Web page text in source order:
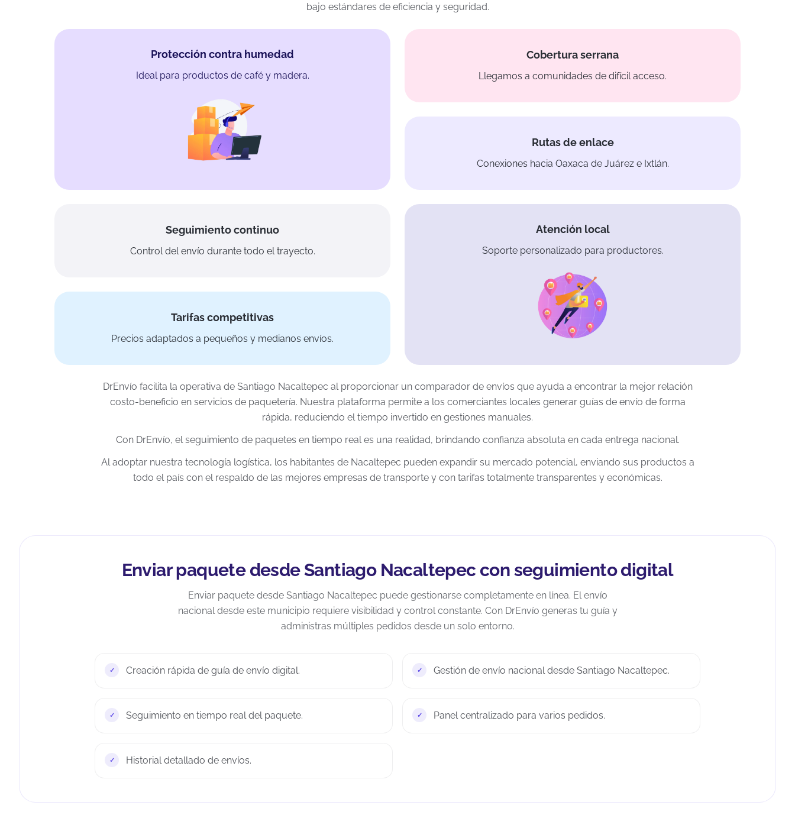
bajo estándares de eficiencia y seguridad.
Protección contra humedad
Ideal para productos de café y madera.
Cobertura serrana
Llegamos a comunidades de difícil acceso.
Rutas de enlace
Conexiones hacia Oaxaca de Juárez e Ixtlán.
Seguimiento continuo
Control del envío durante todo el trayecto.
Atención local
Soporte personalizado para productores.
Tarifas competitivas
Precios adaptados a pequeños y medianos envíos.
DrEnvío facilita la operativa de Santiago Nacaltepec al proporcionar un comparador de envíos que ayuda a encontrar la mejor relación
costo-beneficio en servicios de paquetería. Nuestra plataforma permite a los comerciantes locales generar guías de envío de forma
rápida, reduciendo el tiempo invertido en gestiones manuales.
Con DrEnvío, el seguimiento de paquetes en tiempo real es una realidad, brindando confianza absoluta en cada entrega nacional.
Al adoptar nuestra tecnología logística, los habitantes de Nacaltepec pueden expandir su mercado potencial, enviando sus productos a
todo el país con el respaldo de las mejores empresas de transporte y con tarifas totalmente transparentes y económicas.
Enviar paquete desde Santiago Nacaltepec con seguimiento digital
Enviar paquete desde Santiago Nacaltepec puede gestionarse completamente en línea. El envío
nacional desde este municipio requiere visibilidad y control constante. Con DrEnvío generas tu guía y
administras múltiples pedidos desde un solo entorno.
Creación rápida de guía de envío digital. Gestión de envío nacional desde Santiago Nacaltepec.
Seguimiento en tiempo real del paquete. Panel centralizado para varios pedidos.
Historial detallado de envíos.